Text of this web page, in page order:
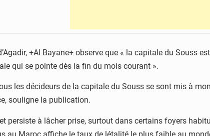
+Al Bayane+ observe que « la capitale du Souss
qui se pointe dès la fin du mois courant ».
les décideurs de la capitale du Souss se sont mis à
souligne la publication.
persiste à lâcher prise, surtout dans certains foyers
au Maroc affiche le taux de létalité le plus faible au